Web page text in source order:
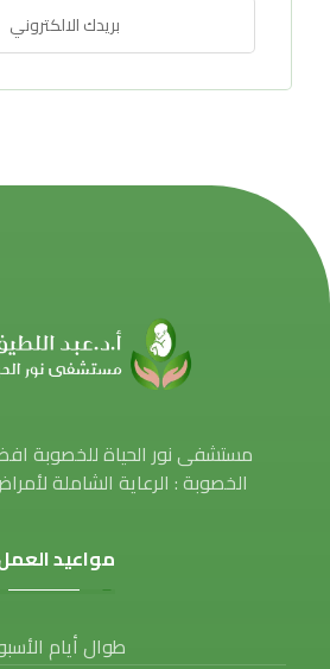
مستشفى نور الحياة للخصوبة
الخصوبة : الرعاية الشاملة
مواعيد
طوال أيام